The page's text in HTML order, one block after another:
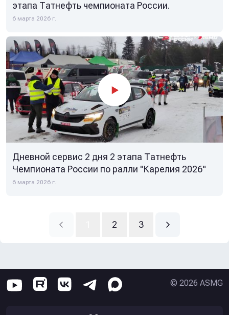
этапа Татнефть чемпионата России.
6 марта 2026 г.
Дневной сервис 2 дня 2 этапа Татнефть
Чемпионата России по ралли "Карелия 2026"
6 марта 2026 г.
2 3
© 2026 ASMG